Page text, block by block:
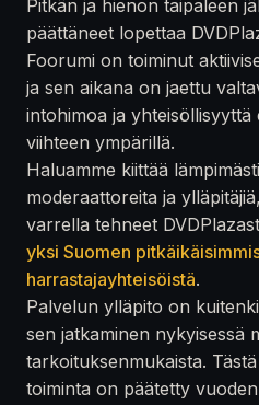
Pitkän ja hienon taipaleen
päättäneet lopettaa
Foorumi on toiminut
ja sen aikana on jaettu
intohimoa ja
viihteen ympärillä.
Haluamme kiittää
moderaattoreita ja
varrella tehneet
yksi Suomen
harrastajayhteisöistä.
Palvelun ylläpito on
sen jatkaminen nykyisessä
tarkoituksenmukaista.
toiminta on päätetty